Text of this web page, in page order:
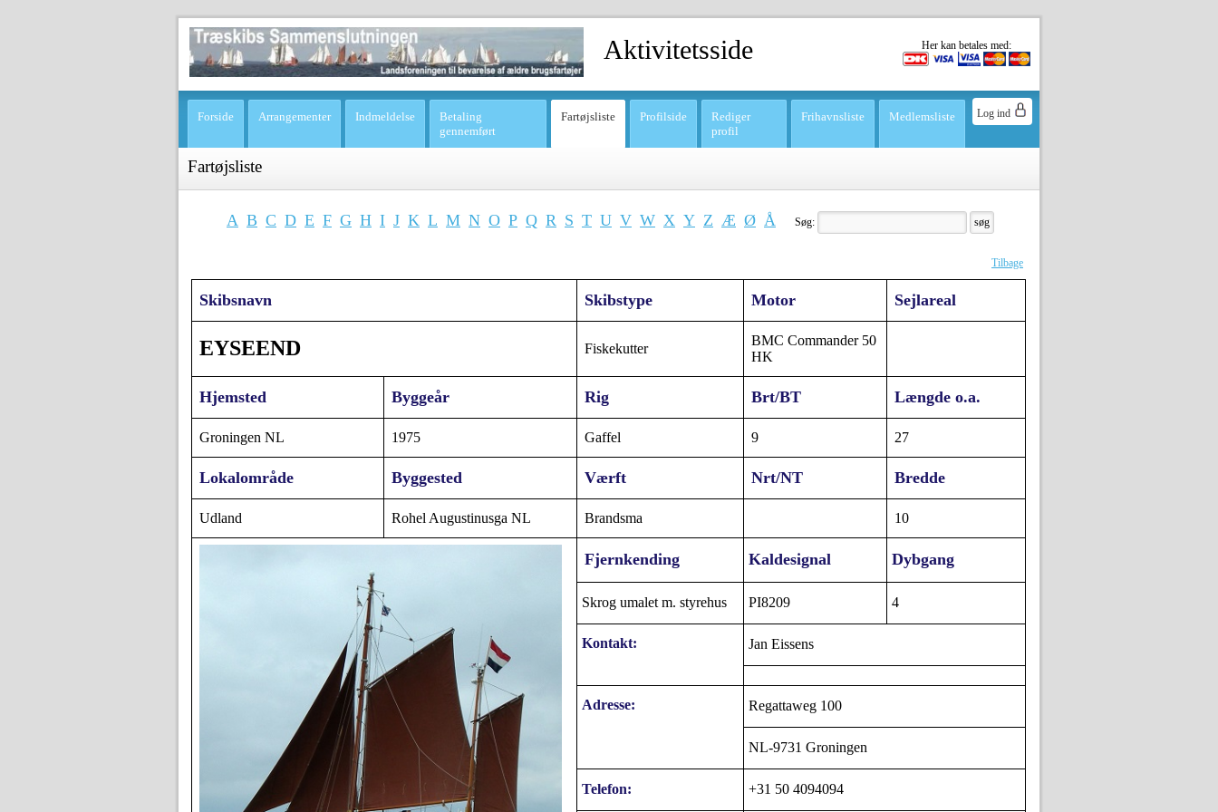
Her kan betales med:
Aktivitetsside
Log ind
Forside Arrangementer Indmeldelse
Betaling
gennemført
Fartøjsliste Profilside
Rediger
profil
Frihavnsliste Medlemsliste
Fartøjsliste
A B C D E F G H I J K L M N O P Q R S T U V W X Y Z Æ Ø Å Søg:
Tilbage
Skibsnavn Skibstype Motor Sejlareal
EYSEEND Fiskekutter
BMC Commander 50
HK
Hjemsted Byggeår Rig Brt/BT Længde o.a.
Groningen NL 1975 Gaffel 9 27
Lokalområde Byggested Værft Nrt/NT Bredde
Udland Rohel Augustinusga NL Brandsma 10
Fjernkending Kaldesignal Dybgang
Skrog umalet m. styrehus PI8209 4
Kontakt: Jan Eissens
Adresse: Regattaweg 100
NL-9731 Groningen
Telefon: +31 50 4094094